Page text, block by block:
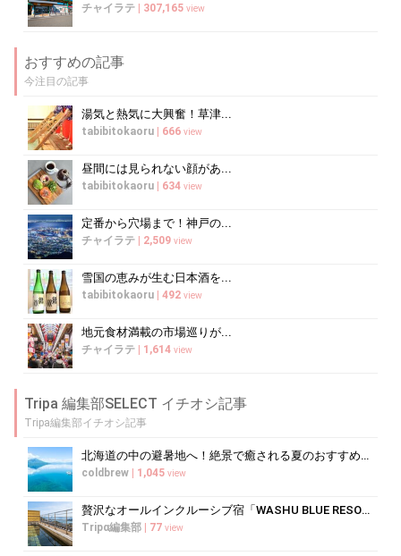
チャイラテ | 307,165 view
おすすめの記事
今注目の記事
湯気と熱気に大興奮！草津...
tabibitokaoru | 666 view
昼間には見られない顔があ...
tabibitokaoru | 634 view
定番から穴場まで！神戸の...
チャイラテ | 2,509 view
雪国の恵みが生む日本酒を...
tabibitokaoru | 492 view
地元食材満載の市場巡りが...
チャイラテ | 1,614 view
Tripa 編集部SELECT イチオシ記事
Tripa編集部イチオシ記事
北海道の中の避暑地へ！絶景で癒される夏のおすすめスポット10選
coldbrew | 1,045 view
贅沢なオールインクルーシブ宿「WASHU BLUE RESORT 風籠」で...
Tripα編集部 | 77 view